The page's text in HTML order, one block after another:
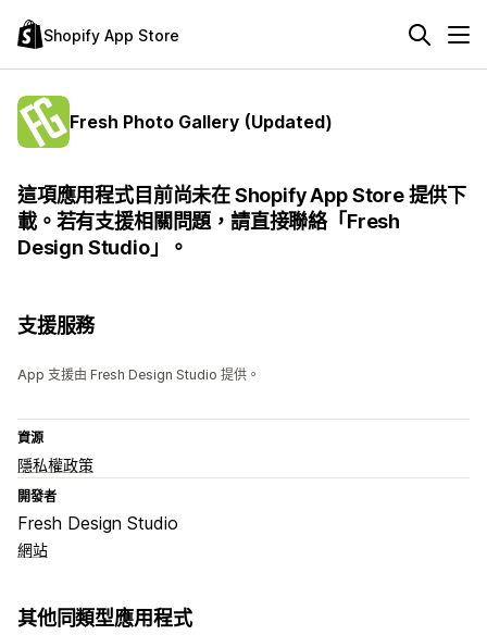
Shopify App Store
Fresh Photo Gallery (Updated)
這項應用程式目前尚未在 Shopify App Store 提供下
載。若有支援相關問題，請直接聯絡「Fresh
Design Studio」。
支援服務
App 支援由 Fresh Design Studio 提供。
資源
隱私權政策
開發者
Fresh Design Studio
網站
其他同類型應用程式